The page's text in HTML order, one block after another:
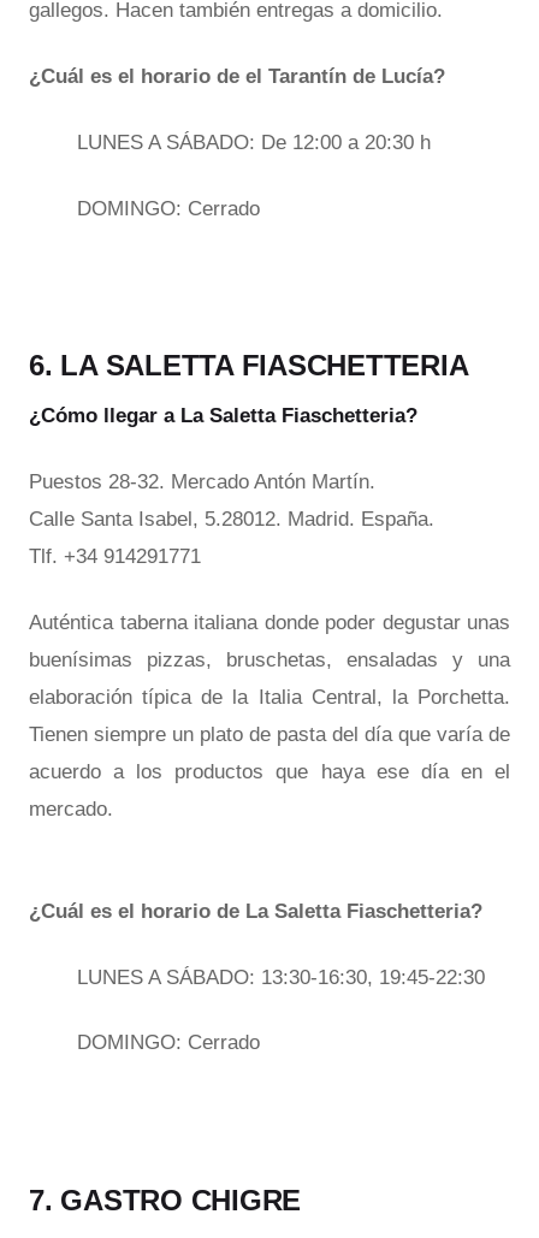
gallegos. Hacen también entregas a domicilio.
¿Cuál es el horario de el Tarantín de Lucía?
LUNES A SÁBADO: De 12:00 a 20:30 h
DOMINGO: Cerrado
6. LA SALETTA FIASCHETTERIA
¿Cómo llegar a La Saletta Fiaschetteria?
Puestos 28-32. Mercado Antón Martín.
Calle Santa Isabel, 5.28012. Madrid. España.
Tlf. +34 914291771
Auténtica taberna italiana donde poder degustar unas
buenísimas pizzas, bruschetas, ensaladas y una
elaboración típica de la Italia Central, la Porchetta.
Tienen siempre un plato de pasta del día que varía de
acuerdo a los productos que haya ese día en el
mercado.
¿Cuál es el horario de La Saletta Fiaschetteria?
LUNES A SÁBADO: 13:30-16:30, 19:45-22:30
DOMINGO: Cerrado
7. GASTRO CHIGRE